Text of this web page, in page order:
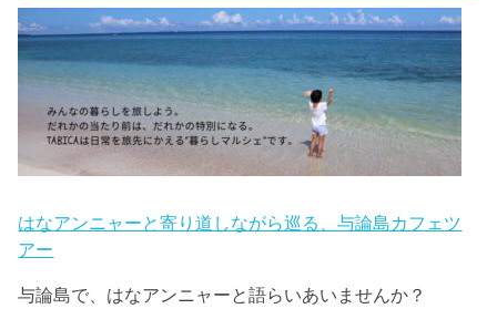
はなアンニャーと寄り道しながら巡る、与論島カフェツ
アー
与論島で、はなアンニャーと語らいあいませんか？